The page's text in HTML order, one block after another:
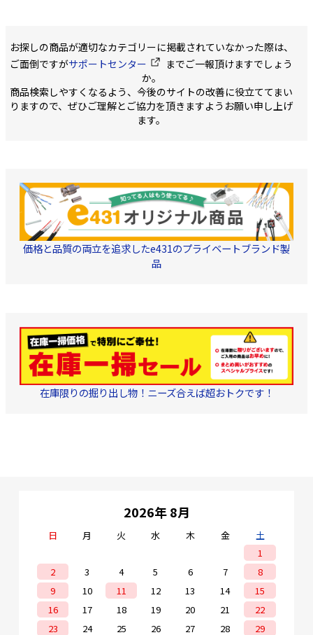
お探しの商品が適切なカテゴリーに掲載されていなかった際は、
ご面倒ですがサポートセンター
までご一報頂けますでしょう
か。
商品検索しやすくなるよう、今後のサイトの改善に役立ててまい
りますので、ぜひご理解とご協力を頂きますようお願い申し上げ
ます。
価格と品質の両立を追求したe431のプライベートブランド製
品
在庫限りの掘り出し物！ニーズ合えば超おトクです！
2026年 8月
日 月 火 水 木 金
土
1
2
3 4 5 6 7
8
9
10 11 12 13 14
15
16
17 18 19 20 21
22
23
24 25 26 27 28
29